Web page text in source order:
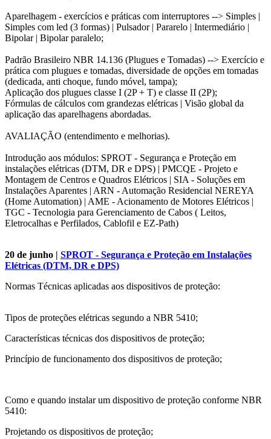
Aparelhagem - exercícios e práticas com interruptores --> Simples |
Simples com led (3 formas) | Pulsador | Pararelo | Intermediário |
Bipolar | Bipolar paralelo;
Padrão Brasileiro NBR 14.136 (Plugues e Tomadas) --> Exercício e
prática com plugues e tomadas, diversidade de opções em tomadas
(dedicada, anti choque, fundo móvel, tampa);
Aplicação dos plugues classe I (2P + T) e classe II (2P);
Fórmulas de cálculos com grandezas elétricas | Visão global da
aplicação das aparelhagens abordadas.
AVALIAÇÃO (entendimento e melhorias).
Introdução aos módulos: SPROT - Segurança e Proteção em
instalações elétricas (DTM, DR e DPS) | PMCQE - Projeto e
Montagem de Centros e Quadros Elétricos | SIA - Soluções em
Instalações Aparentes | ARN - Automação Residencial NEREYA
(Home Automation) | AME - Acionamento de Motores Elétricos |
TGC - Tecnologia para Gerenciamento de Cabos ( Leitos,
Eletrocalhas e Perfilados, Cablofil e EZ-Path)
20 de junho | SPROT - Segurança e Proteção em Instalações
Elétricas (DTM, DR e DPS)
Normas Técnicas aplicadas aos dispositivos de proteção:
Tipos de proteções elétricas segundo a NBR 5410;
Características técnicas dos dispositivos de proteção;
Princípio de funcionamento dos dispositivos de proteção;
Como e quando instalar um dispositivo de proteção conforme NBR
5410:
Projetando os dispositivos de proteção;